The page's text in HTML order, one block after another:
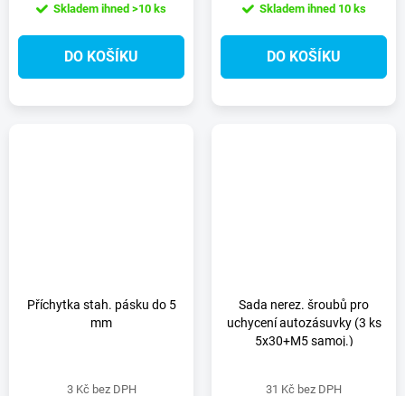
Skladem ihned >10 ks
DO KOŠÍKU
Skladem ihned 10 ks
DO KOŠÍKU
Příchytka stah. pásku do 5
mm
3 Kč bez DPH
Sada nerez. šroubů pro
uchycení autozásuvky (3 ks
5x30+M5 samoj.)
31 Kč bez DPH